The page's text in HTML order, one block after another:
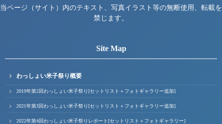
当ページ（サイト）内のテキスト、写真イラスト等の無断使用、転載を
禁じます。
Site Map
わっしょい米子祭り概要
2019年第2回わっしょい米子祭り[セットリスト＋フォトギャラリー追加]
2021年第3回わっしょい米子祭り[セットリスト＋フォトギャラリー追加]
2022年第4回わっしょい米子祭りレポート[セットリスト＋フォトギャラリー]